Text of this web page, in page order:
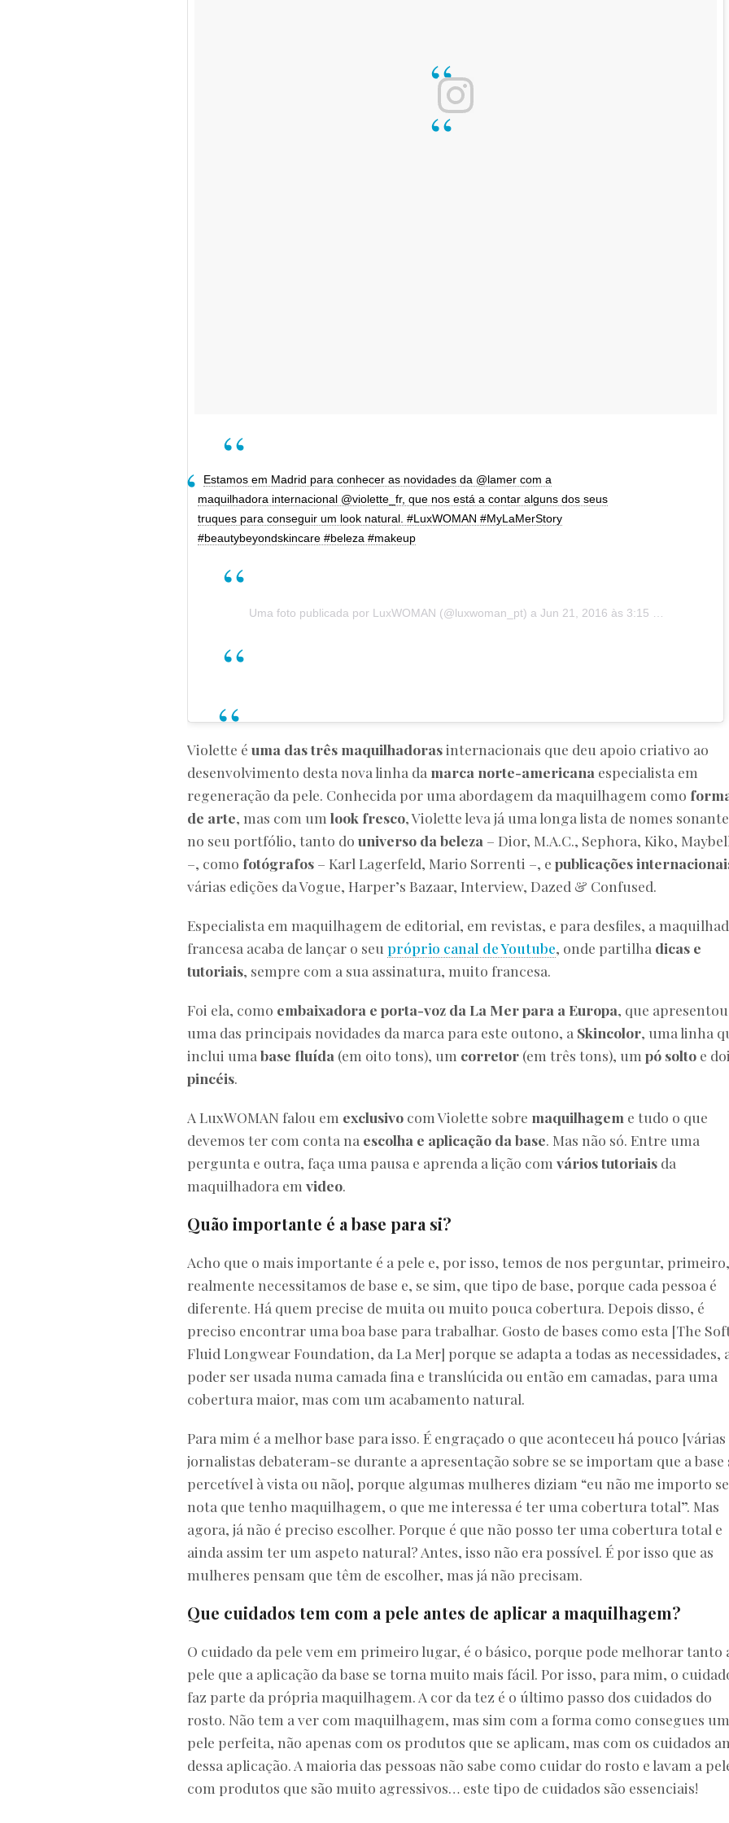
Estamos em Madrid para conhecer as novidades da @lamer com a
maquilhadora internacional @violette_fr, que nos está a contar alguns dos seus
truques para conseguir um look natural. #LuxWOMAN #MyLaMerStory
#beautybeyondskincare #beleza #makeup
Uma foto publicada por LuxWOMAN (@luxwoman_pt) aJun 21, 2016 às 3:15 PDT
Violette é uma das três maquilhadorasinternacionais que deu apoio criativo ao
desenvolvimento desta nova linha da marca norte-americana especialista em
regeneração da pele. Conhecida por uma abordagem da maquilhagem como
de arte, mas com um look fresco, Violette leva já uma longa lista de nomes
no seu portfólio, tanto do universo da beleza – Dior, M.A.C., Sephora, Kiko,
–, como fotógrafos – Karl Lagerfeld, Mario Sorrenti –, e publicações
várias edições da Vogue, Harper’s Bazaar, Interview, Dazed & Confused.
Especialista em maquilhagem de editorial, em revistas, e para desfiles, a
francesa acaba de lançar o seu próprio canal de Youtube, onde partilha dicas e
tutoriais, sempre com a sua assinatura, muito francesa.
Foi ela, como embaixadora e porta-voz da La Mer para a Europa, que apresentou
uma das principais novidades da marca para este outono, a Skincolor, uma linha
inclui uma base fluída (em oito tons), um corretor (em três tons), um pó solto e
pincéis.
A LuxWOMAN falou em exclusivo com Violette sobre maquilhagem e tudo o que
devemos ter com conta na escolha e aplicação da base. Mas não só. Entre uma
pergunta e outra, faça uma pausa e aprenda a lição com vários tutoriais da
maquilhadora em video.
Quão importante é a base para si?
Acho que o mais importante é a pele e, por isso, temos de nos perguntar,
realmente necessitamos de base e, se sim, que tipo de base, porque cada pessoa é
diferente. Há quem precise de muita ou muito pouca cobertura. Depois disso, é
preciso encontrar uma boa base para trabalhar. Gosto de bases como esta [The
Fluid Longwear Foundation, da La Mer] porque se adapta a todas as necessidades,
poder ser usada numa camada fina e translúcida ou então em camadas, para uma
cobertura maior, mas com um acabamento natural.
Para mim é a melhor base para isso. É engraçado o que aconteceu há pouco [várias
jornalistas debateram-se durante a apresentação sobre se se importam que a base
percetível à vista ou não], porque algumas mulheres diziam “eu não me importo
nota que tenho maquilhagem, o que me interessa é ter uma cobertura total”. Mas
agora, já não é preciso escolher. Porque é que não posso ter uma cobertura total e
ainda assim ter um aspeto natural? Antes, isso não era possível. É por isso que as
mulheres pensam que têm de escolher, mas já não precisam.
Que cuidados tem com a pele antes de aplicar a maquilhagem?
O cuidado da pele vem em primeiro lugar, é o básico, porque pode melhorar tanto
pele que a aplicação da base se torna muito mais fácil. Por isso, para mim, o
faz parte da própria maquilhagem. A cor da tez é o último passo dos cuidados do
rosto. Não tem a ver com maquilhagem, mas sim com a forma como consegues
pele perfeita, não apenas com os produtos que se aplicam, mas com os cuidados
dessa aplicação. A maioria das pessoas não sabe como cuidar do rosto e lavam a
com produtos que são muito agressivos… este tipo de cuidados são essenciais!